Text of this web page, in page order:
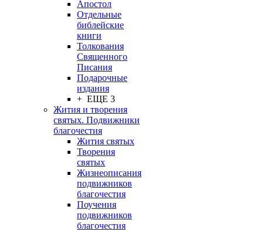
Апостол
Отдельные
библейские
книги
Толкования
Священного
Писания
Подарочные
издания
+ ЕЩЕ 3
Жития и творения
святых. Подвижники
благочестия
Жития святых
Творения
святых
Жизнеописания
подвижников
благочестия
Поучения
подвижников
благочестия